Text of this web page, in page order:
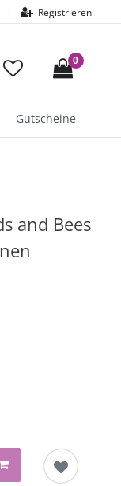
| Registrieren
0
Gutscheine
and Bees